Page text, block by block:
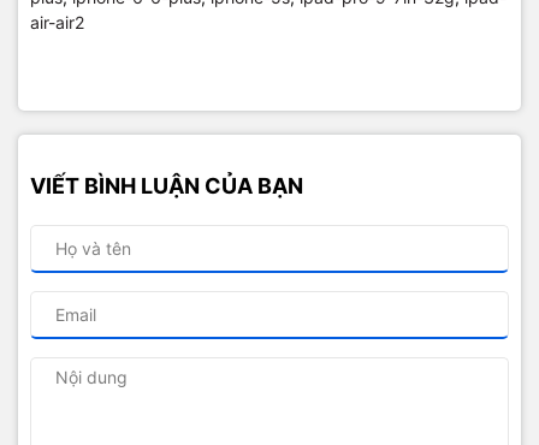
air-air2
VIẾT BÌNH LUẬN CỦA BẠN